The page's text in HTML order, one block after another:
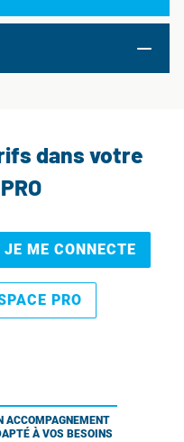
dans votre
ME CONNECTE
PRO
ACCOMPAGNEMENT
À VOS BESOINS